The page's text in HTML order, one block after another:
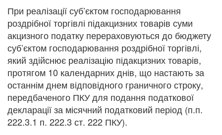
При реалізації суб’єктом господарювання
роздрібної торгівлі підакцизних товарів суми
акцизного податку перераховуються до бюджету
суб’єктом господарювання роздрібної торгівлі,
який здійснює реалізацію підакцизних товарів,
протягом 10 календарних днів, що настають за
останнім днем відповідного граничного строку,
передбаченого ПКУ для подання податкової
декларації за місячний податковий період (п.п.
222.3.1 п. 222.3 ст. 222 ПКУ).